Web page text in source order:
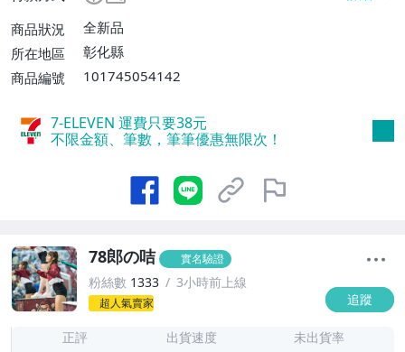
商品狀況
全新品
所在地區
彰化縣
商品編號
101745054142
7-ELEVEN 運費只要38元
不限金額、筆數，筆筆優惠無限次！
78郎の咭 實名驗證
粉絲數 1333 3小時前上線
超人氣賣家 追蹤
正評 出貨速度 未出貨率